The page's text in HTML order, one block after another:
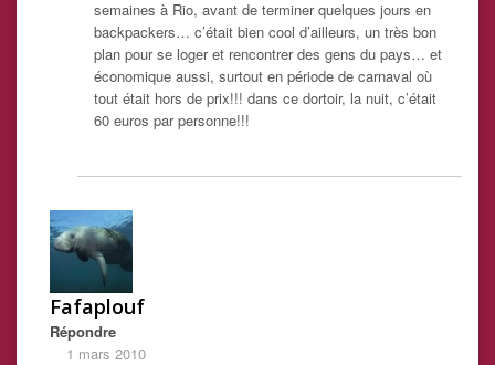
semaines à Rio, avant de terminer quelques jours en
backpackers… c’était bien cool d’ailleurs, un très bon
plan pour se loger et rencontrer des gens du pays… et
économique aussi, surtout en période de carnaval où
tout était hors de prix!!! dans ce dortoir, la nuit, c’était
60 euros par personne!!!
Fafaplouf
Répondre
1 mars 2010